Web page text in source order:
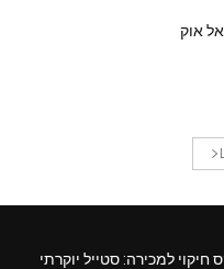
אוק
חיקוי למכירה: סטייל יוקרתי